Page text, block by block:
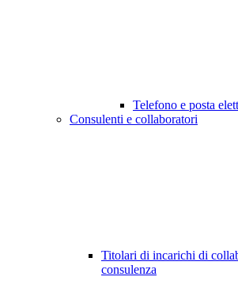
Telefono e posta
Consulenti e collaboratori
Titolari di incarichi di
consulenza